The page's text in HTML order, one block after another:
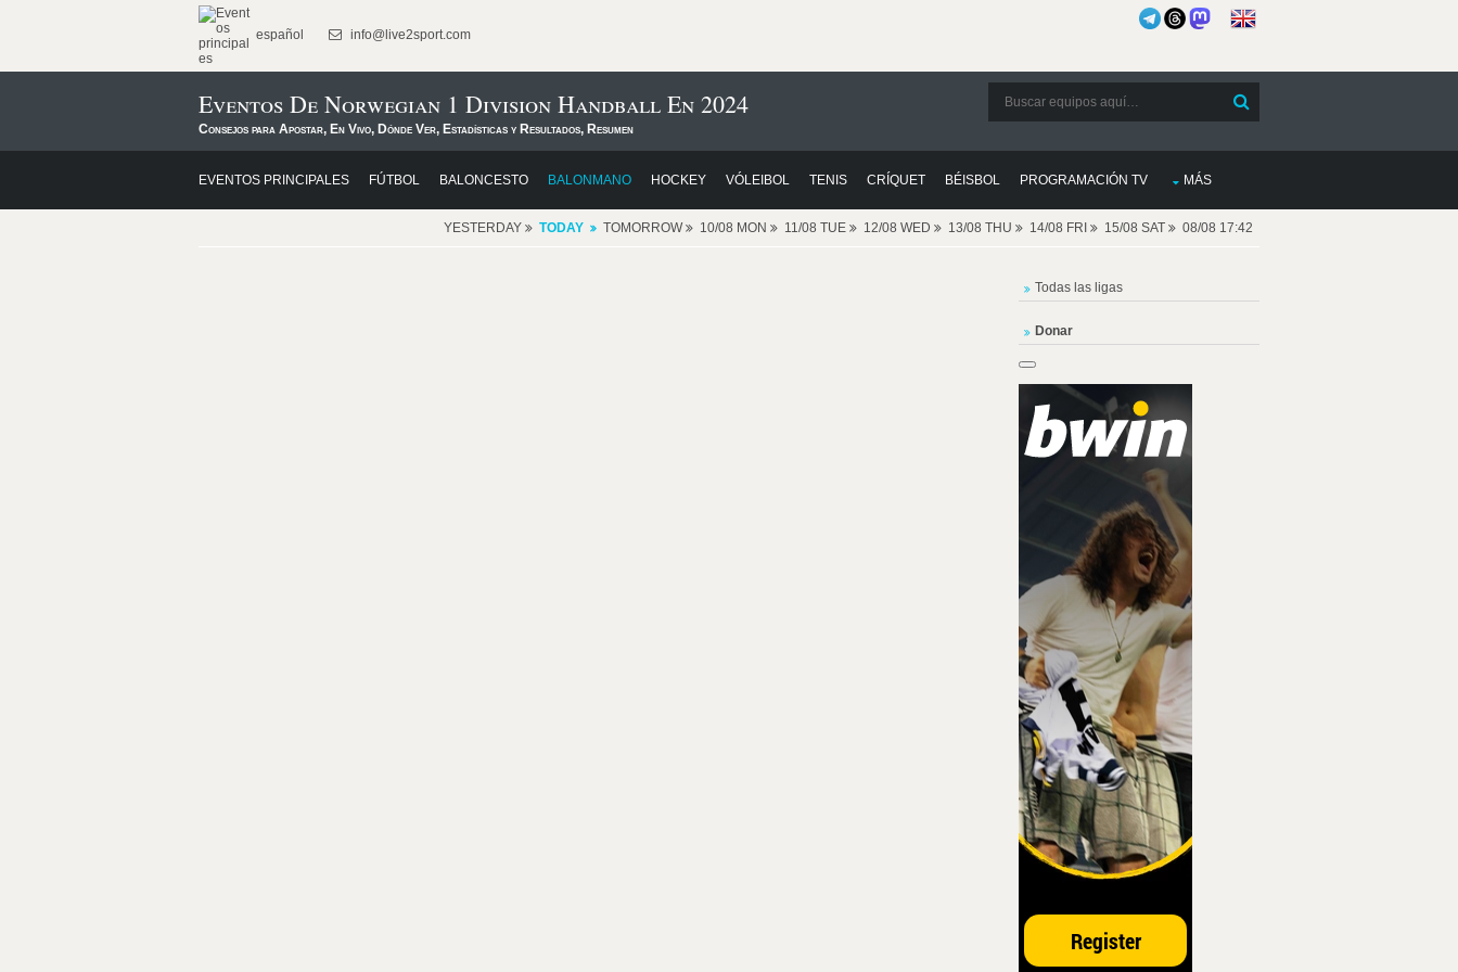
español info@live2sport.com
Eventos De Norwegian 1 Division Handball En 2024
Consejos para Apostar, En Vivo, Dónde Ver, Estadísticas y Resultados, Resumen
EVENTOS PRINCIPALES FÚTBOL BALONCESTO BALONMANO HOCKEY VÓLEIBOL TENIS CRÍQUET BÉISBOL PROGRAMACIÓN TV MÁS
YESTERDAY TODAY TOMORROW 10/08 MON 11/08 TUE 12/08 WED 13/08 THU 14/08 FRI 15/08 SAT 08/08 17:42
Todas las ligas
Donar